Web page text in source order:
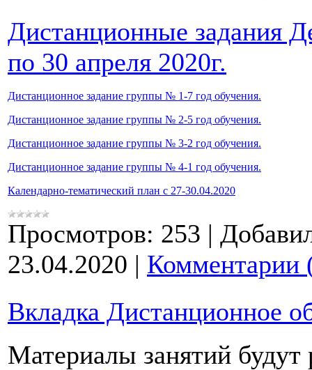
Дистанционные задания
по 30 апреля 2020г.
Дистанционное задание группы № 1-7 год обучения.
Дистанционное задание группы № 2-5 год обучения.
Дистанционное задание группы № 3-2 год обучения.
Дистанционное задание группы № 4-1 год обучения.
Календарно-тематический план с 27-30.04.2020
Просмотров: 253 |
23.04.2020 | Комментарии
Вкладка Дистанционное
Материалы занятий будут